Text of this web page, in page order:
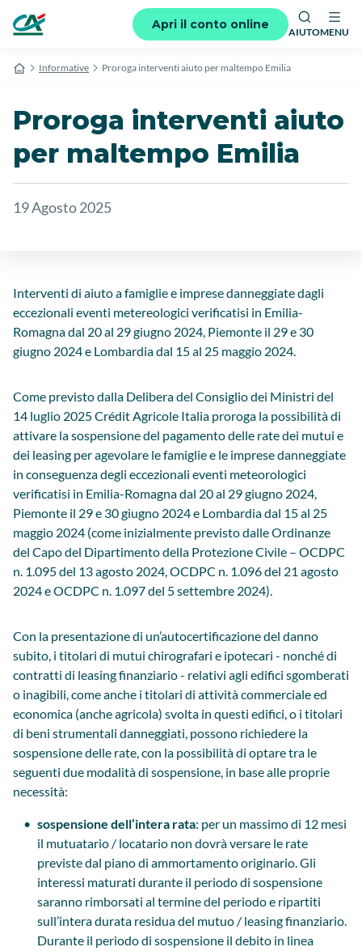
Apri il conto online
AIUTOMENU
Informative Proroga interventi aiuto per maltempo Emilia
Proroga interventi aiuto
per maltempo Emilia
19 Agosto 2025
Interventi di aiuto a famiglie e imprese danneggiate dagli
eccezionali eventi metereologici verificatisi in Emilia-
Romagna dal 20 al 29 giugno 2024, Piemonte il 29 e 30
giugno 2024 e Lombardia dal 15 al 25 maggio 2024.
Come previsto dalla Delibera del Consiglio dei Ministri del
14 luglio 2025 Crédit Agricole Italia proroga la possibilità di
attivare la sospensione del pagamento delle rate dei mutui e
dei leasing per agevolare le famiglie e le imprese danneggiate
in conseguenza degli eccezionali eventi meteorologici
verificatisi in Emilia-Romagna dal 20 al 29 giugno 2024,
Piemonte il 29 e 30 giugno 2024 e Lombardia dal 15 al 25
maggio 2024 (come inizialmente previsto dalle Ordinanze
del Capo del Dipartimento della Protezione Civile – OCDPC
n. 1.095 del 13 agosto 2024, OCDPC n. 1.096 del 21 agosto
2024 e OCDPC n. 1.097 del 5 settembre 2024).
Con la presentazione di un’autocertificazione del danno
subito, i titolari di mutui chirografari e ipotecari - nonché di
contratti di leasing finanziario - relativi agli edifici sgomberati
o inagibili, come anche i titolari di attività commerciale ed
economica (anche agricola) svolta in questi edifici, o i titolari
di beni strumentali danneggiati, possono richiedere la
sospensione delle rate, con la possibilità di optare tra le
seguenti due modalità di sospensione, in base alle proprie
necessità:
sospensione dell’intera rata: per un massimo di 12 mesi
il mutuatario / locatario non dovrà versare le rate
previste dal piano di ammortamento originario. Gli
interessi maturati durante il periodo di sospensione
saranno rimborsati al termine del periodo e ripartiti
sull’intera durata residua del mutuo / leasing finanziario.
Durante il periodo di sospensione il debito in linea